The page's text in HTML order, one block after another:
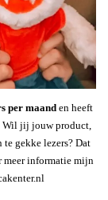
per maanden heeft
Wil jij jouw product,
gekke lezers? Dat
informatie mijn